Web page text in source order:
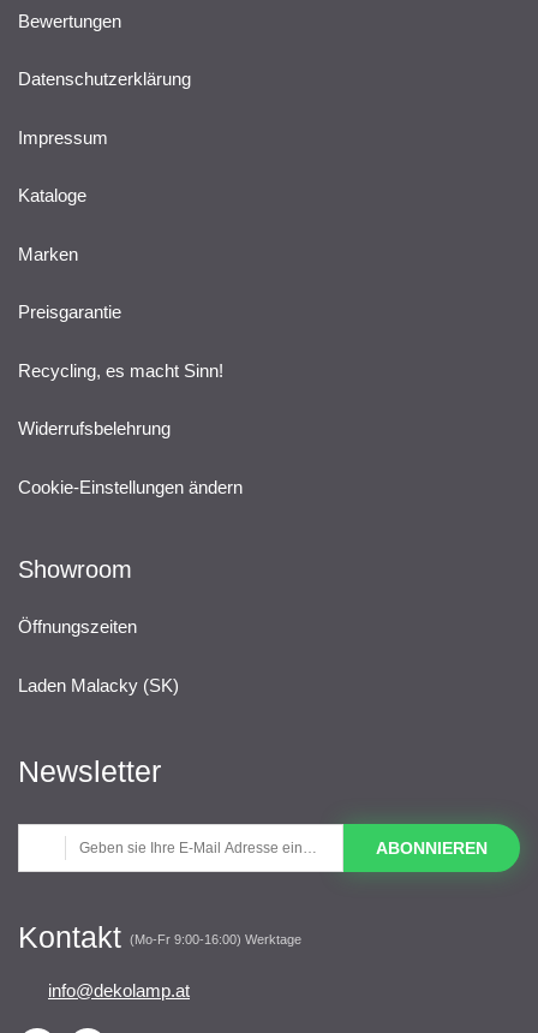
Bewertungen
Datenschutzerklärung
Impressum
Kataloge
Marken
Preisgarantie
Recycling, es macht Sinn!
Widerrufsbelehrung
Cookie-Einstellungen ändern
Showroom
Öffnungszeiten
Laden Malacky (SK)
Newsletter
ABONNIEREN
Kontakt (Mo-Fr 9:00-16:00) Werktage
info@dekolamp.at